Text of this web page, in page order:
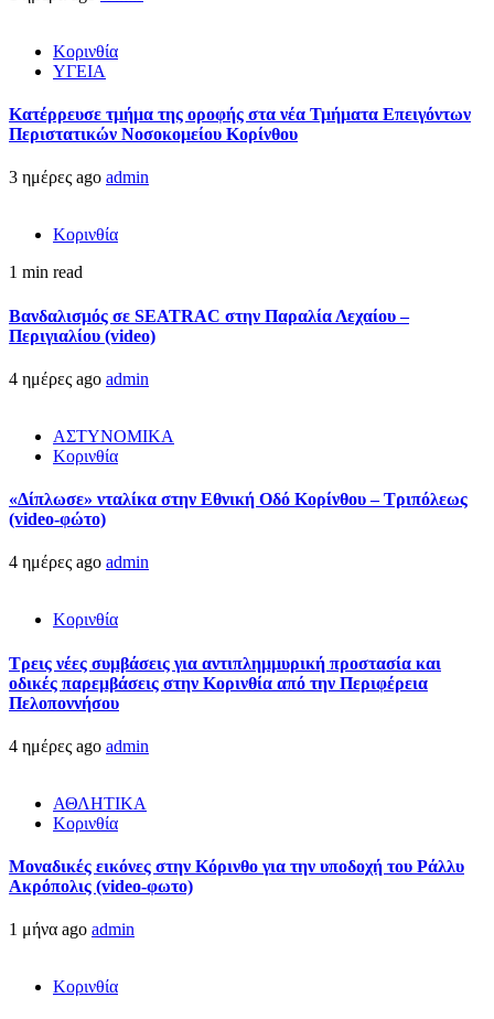
Κορινθία
ΥΓΕΙΑ
Kατέρρευσε τμήμα της οροφής στα νέα Τμήματα Επειγόντων
Περιστατικών Νοσοκομείου Κορίνθου
3 ημέρες ago admin
Κορινθία
1 min read
Βανδαλισμός σε SEATRAC στην Παραλία Λεχαίου –
Περιγιαλίου (video)
4 ημέρες ago admin
ΑΣΤΥΝΟΜΙΚΑ
Κορινθία
«Δίπλωσε» νταλίκα στην Εθνική Oδό Κορίνθου – Τριπόλεως
(video-φώτο)
4 ημέρες ago admin
Κορινθία
Τρεις νέες συμβάσεις για αντιπλημμυρική προστασία και
οδικές παρεμβάσεις στην Κορινθία από την Περιφέρεια
Πελοποννήσου
4 ημέρες ago admin
ΑΘΛΗΤΙΚΑ
Κορινθία
Μοναδικές εικόνες στην Κόρινθο για την υποδοχή του Ράλλυ
Ακρόπολις (video-φωτο)
1 μήνα ago admin
Κορινθία